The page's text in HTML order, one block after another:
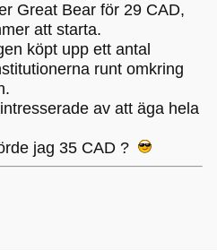
Great Bear för 29 CAD,
att starta.
köpt upp ett antal
runt omkring
av att äga hela
jag 35 CAD ?